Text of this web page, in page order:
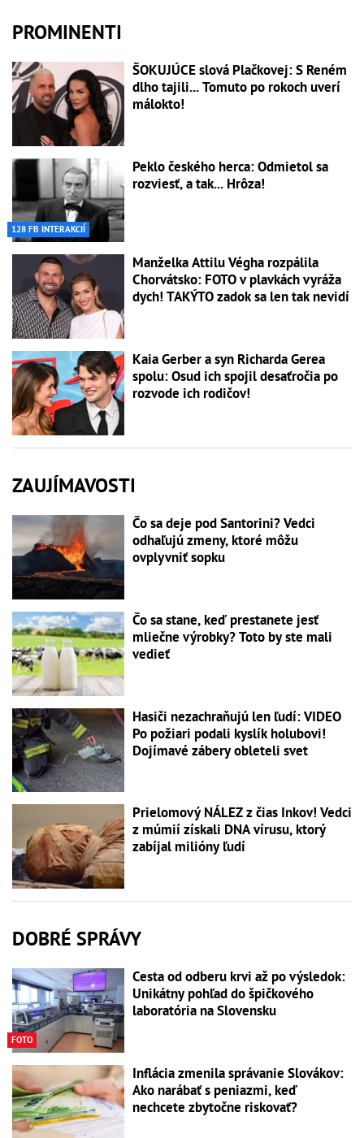
PROMINENTI
ŠOKUJÚCE slová Plačkovej: S Reném
dlho tajili... Tomuto po rokoch uverí
málokto!
128 FB INTERAKCIÍ
Peklo českého herca: Odmietol sa
rozviesť, a tak... Hrôza!
Manželka Attilu Végha rozpálila
Chorvátsko: FOTO v plavkách vyráža
dych! TAKÝTO zadok sa len tak nevidí
Kaia Gerber a syn Richarda Gerea
spolu: Osud ich spojil desaťročia po
rozvode ich rodičov!
ZAUJÍMAVOSTI
Čo sa deje pod Santorini? Vedci
odhaľujú zmeny, ktoré môžu
ovplyvniť sopku
Čo sa stane, keď prestanete jesť
mliečne výrobky? Toto by ste mali
vedieť
Hasiči nezachraňujú len ľudí: VIDEO
Po požiari podali kyslík holubovi!
Dojímavé zábery obleteli svet
Prielomový NÁLEZ z čias Inkov! Vedci
z múmií získali DNA vírusu, ktorý
zabíjal milióny ľudí
DOBRÉ SPRÁVY
FOTO
Cesta od odberu krvi až po výsledok:
Unikátny pohľad do špičkového
laboratória na Slovensku
Inflácia zmenila správanie Slovákov:
Ako narábať s peniazmi, keď
nechcete zbytočne riskovať?